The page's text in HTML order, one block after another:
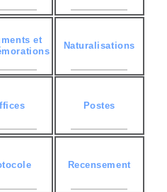
et
Naturalisations
Postes
Recensement